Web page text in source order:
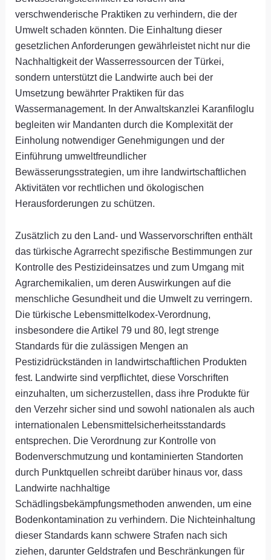
verschwenderische Praktiken zu verhindern, die der
Umwelt schaden könnten. Die Einhaltung dieser
gesetzlichen Anforderungen gewährleistet nicht nur die
Nachhaltigkeit der Wasserressourcen der Türkei,
sondern unterstützt die Landwirte auch bei der
Umsetzung bewährter Praktiken für das
Wassermanagement. In der Anwaltskanzlei Karanfiloglu
begleiten wir Mandanten durch die Komplexität der
Einholung notwendiger Genehmigungen und der
Einführung umweltfreundlicher
Bewässerungsstrategien, um ihre landwirtschaftlichen
Aktivitäten vor rechtlichen und ökologischen
Herausforderungen zu schützen.
Zusätzlich zu den Land- und Wasservorschriften enthält
das türkische Agrarrecht spezifische Bestimmungen zur
Kontrolle des Pestizideinsatzes und zum Umgang mit
Agrarchemikalien, um deren Auswirkungen auf die
menschliche Gesundheit und die Umwelt zu verringern.
Die türkische Lebensmittelkodex-Verordnung,
insbesondere die Artikel 79 und 80, legt strenge
Standards für die zulässigen Mengen an
Pestizidrückständen in landwirtschaftlichen Produkten
fest. Landwirte sind verpflichtet, diese Vorschriften
einzuhalten, um sicherzustellen, dass ihre Produkte für
den Verzehr sicher sind und sowohl nationalen als auch
internationalen Lebensmittelsicherheitsstandards
entsprechen. Die Verordnung zur Kontrolle von
Bodenverschmutzung und kontaminierten Standorten
durch Punktquellen schreibt darüber hinaus vor, dass
Landwirte nachhaltige
Schädlingsbekämpfungsmethoden anwenden, um eine
Bodenkontamination zu verhindern. Die Nichteinhaltung
dieser Standards kann schwere Strafen nach sich
ziehen, darunter Geldstrafen und Beschränkungen für